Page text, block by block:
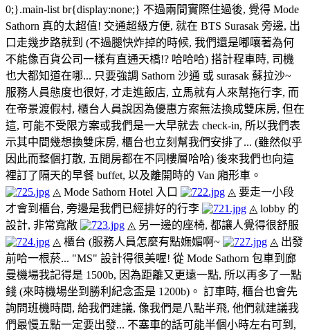
0;}.main-list br{display:none;} 不過兩間實際住過後, 覺得 Mode
Sathorn 真的太超值! 交通超級方便, 就在 BTS Surasak 旁邊, 出
口走幾步路就到 (不過腿快炸掉的時候, 我們還是嘟嚷著為何
不能像百貨公司一樣有直通天橋!? 哈哈哈) 搭計程車時, 司機
也大都知道在哪... 只要強調 Sathorn 沙通 或 surasak 蘇拉沙~
服務人員態度也很好, 才走進飯店, 立馬就有人來幫拖行李, 而
在帝景渡假村, 櫃台人員說因為優惠方案無法換成雙床房, 但在
這, 可能不受限方案或我們是一大早就去 check-in, 所以我們表
示其中間幾想換雙床房, 櫃台也立刻幫我們安排了... (雖然似乎
因此而整個打散, 五間房都在不同樓層哈哈) 後來我們也向這
裡訂了隔天的早餐 buffet, 以及離開時的 Van 廂形車。
◬ Mode Sathorn Hotel 入口
◬ 要走一小段
才會到櫃台, 旁邊是我們已經排好的行李
◬ lobby 的
設計, 非常寬敞
◬ 另一邊的座椅, 都讓人覺得很舒服
◬ 櫃台 (服務人員怎麼有點嫵媚啊~
◬ 出發
前哈一根菸... "MS" 設計得很美喔! 從 Mode Sathorn 包車到廊
曼機場我記得是 1500b, 因為距離又更遠一點, 所以再多了一點
錢 (來時機場坐到勝利紀念盃是 1200b)。 訂車時, 櫃台也會先
詢問班機時間, 給我們建議, 像我們是八點半飛, 他們就建議我
們最慢五點一定要出發... 不塞車的話可能半個小時左右可到,